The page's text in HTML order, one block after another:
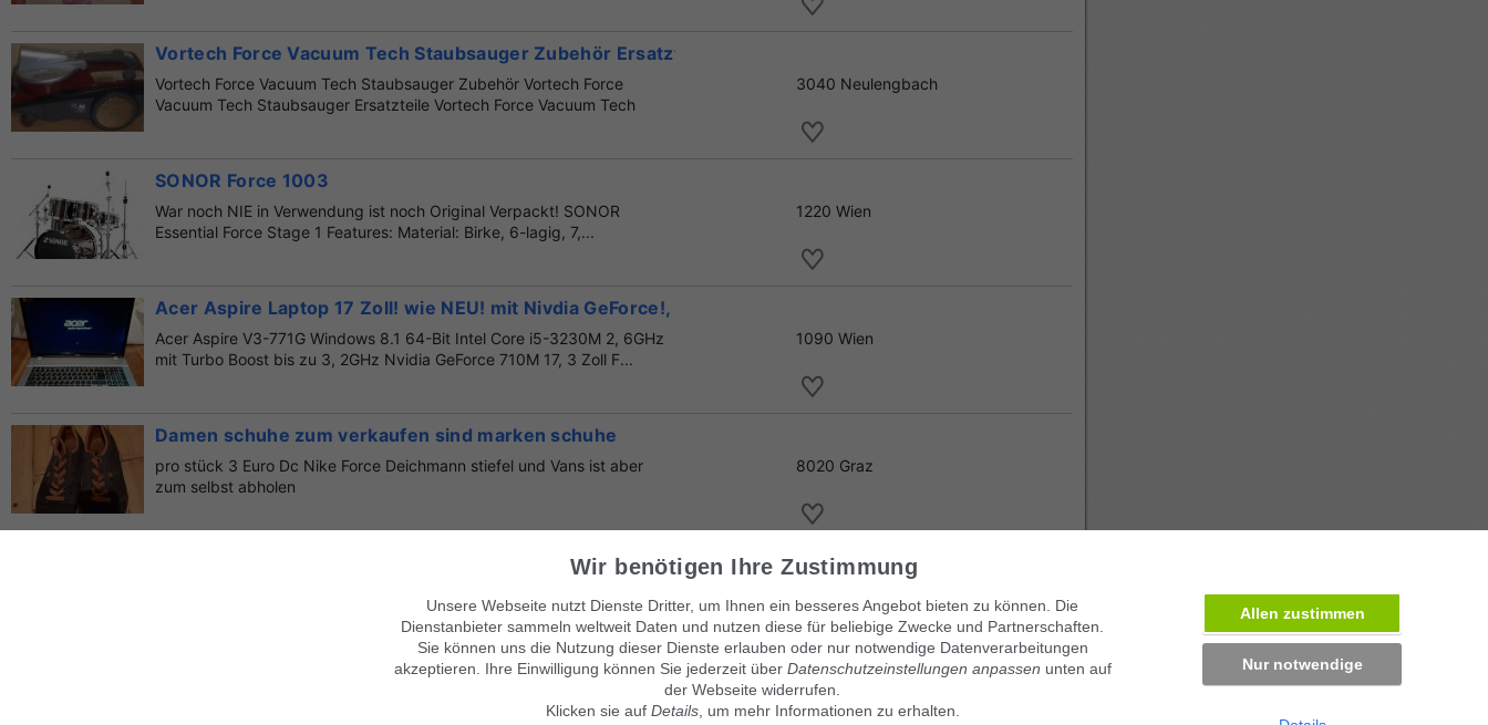
Vortech Force Vacuum Tech Staubsauger Zubehör Ersatzteile Service
Vortech Force Vacuum Tech Staubsauger Zubehör Vortech Force
Vacuum Tech Staubsauger Ersatzteile Vortech Force Vacuum Tech
3040 Neulengbach
SONOR Force 1003
War noch NIE in Verwendung ist noch Original Verpackt! SONOR
Essential Force Stage 1 Features: Material: Birke, 6-lagig, 7,...
1220 Wien
Acer Aspire Laptop 17 Zoll! wie NEU! mit Nivdia GeForce!,
Acer Aspire V3-771G Windows 8.1 64-Bit Intel Core i5-3230M 2, 6GHz
mit Turbo Boost bis zu 3, 2GHz Nvidia GeForce 710M 17, 3 Zoll F...
1090 Wien
Damen schuhe zum verkaufen sind marken schuhe
pro stück 3 Euro Dc Nike Force Deichmann stiefel und Vans ist aber
zum selbst abholen
8020 Graz
Kirby Staubsauger Reparatur Kirby Staubsauger Zubehör Ersatzt...
Wir benötigen Ihre Zustimmung
Unsere Webseite nutzt Dienste Dritter, um Ihnen ein besseres Angebot bieten zu können. Die
Dienstanbieter sammeln weltweit Daten und nutzen diese für beliebige Zwecke und Partnerschaften.
Sie können uns die Nutzung dieser Dienste erlauben oder nur notwendige Datenverarbeitungen
akzeptieren. Ihre Einwilligung können Sie jederzeit über Datenschutzeinstellungen anpassen unten auf
der Webseite widerrufen.
Klicken sie auf Details, um mehr Informationen zu erhalten.
Allen zustimmen
Nur notwendige